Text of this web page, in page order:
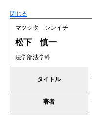
閉じる
マツシタ シンイチ
松下 慎一
法学部法学科
タイトル
著者